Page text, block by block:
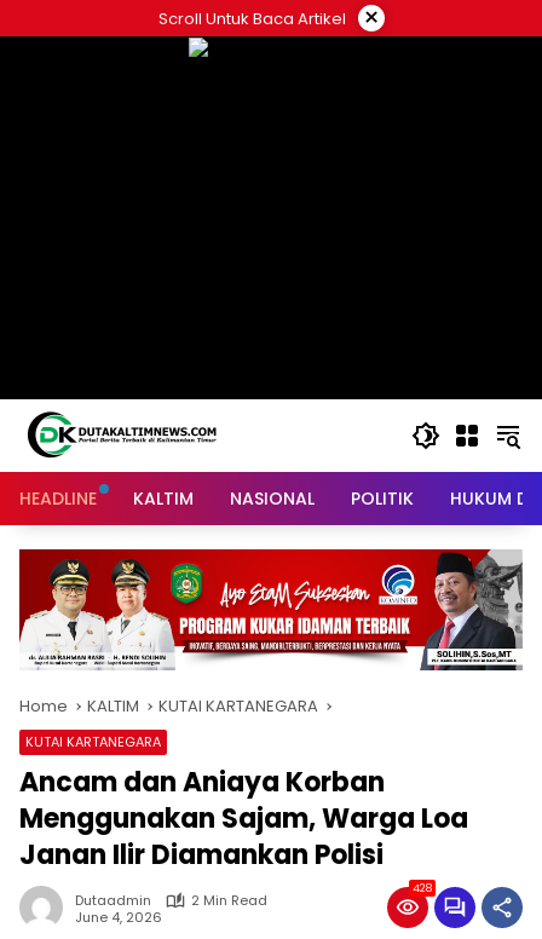
to
Scroll Untuk Baca Artikel ×
HEADLINE KALTIM NASIONAL POLITIK HUKUM
Home KALTIM KUTAI KARTANEGARA
KUTAI KARTANEGARA
Ancam dan Aniaya Korban
Menggunakan Sajam, Warga Loa
Janan Ilir Diamankan Polisi
Dutaadmin
2 Min Read
June 4, 2026
428